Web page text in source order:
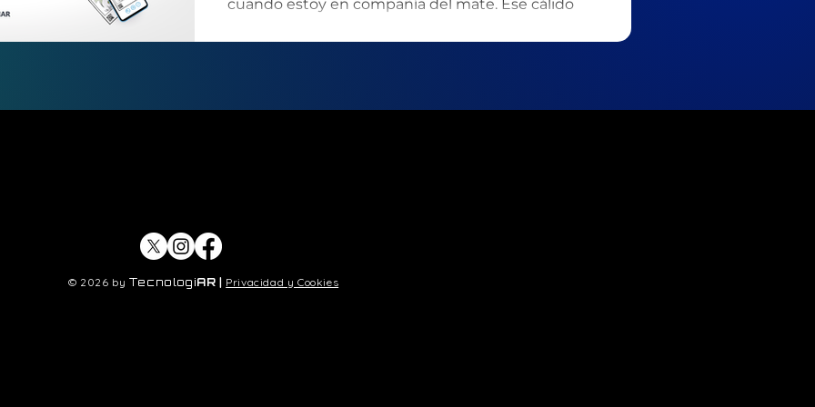
cuando estoy en compañía del mate. Ese cálido
todo. Un compinche al cual ya me mal acostumbré
Menos en cosas increíbles como la aplicación que
© 2026 by TecnologiAR | Privacidad y Cookies